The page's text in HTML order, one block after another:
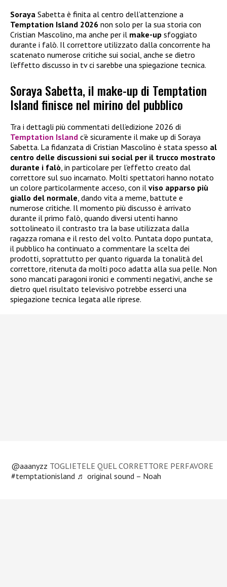
Soraya Sabetta è finita al centro dell’attenzione a
Temptation Island 2026 non solo per la sua storia con
Cristian Mascolino, ma anche per il make-up sfoggiato
durante i falò. Il correttore utilizzato dalla concorrente ha
scatenato numerose critiche sui social, anche se dietro
l’effetto discusso in tv ci sarebbe una spiegazione tecnica.
Soraya Sabetta, il make-up di Temptation
Island finisce nel mirino del pubblico
Tra i dettagli più commentati dell’edizione 2026 di
Temptation Island c’è sicuramente il make up di Soraya
Sabetta. La fidanzata di Cristian Mascolino è stata spesso al
centro delle discussioni sui social per il trucco mostrato
durante i falò, in particolare per l’effetto creato dal
correttore sul suo incarnato. Molti spettatori hanno notato
un colore particolarmente acceso, con il viso apparso più
giallo del normale, dando vita a meme, battute e
numerose critiche. Il momento più discusso è arrivato
durante il primo falò, quando diversi utenti hanno
sottolineato il contrasto tra la base utilizzata dalla
ragazza romana e il resto del volto. Puntata dopo puntata,
il pubblico ha continuato a commentare la scelta dei
prodotti, soprattutto per quanto riguarda la tonalità del
correttore, ritenuta da molti poco adatta alla sua pelle. Non
sono mancati paragoni ironici e commenti negativi, anche se
dietro quel risultato televisivo potrebbe esserci una
spiegazione tecnica legata alle riprese.
@aaanyzz TOGLIETELE QUEL CORRETTORE PERFAVORE
#temptationisland ♬ original sound – Noah